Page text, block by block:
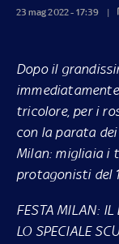
23 mag 2022 - 17:39
Dopo il
tricolore, per i
con la parata
Milan: migliaia i
protagonisti del
FESTA MILAN: IL
LO SPECIALE